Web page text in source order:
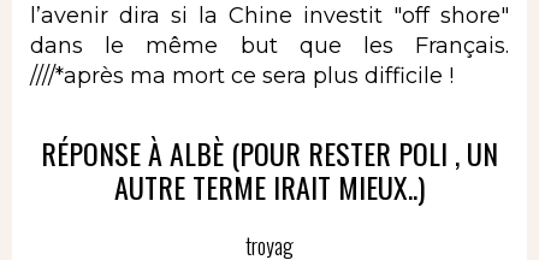
l’avenir dira si la Chine investit "off shore"
dans le même but que les Français.
////*après ma mort ce sera plus difficile !
RÉPONSE À ALBÈ (POUR RESTER POLI , UN
AUTRE TERME IRAIT MIEUX..)
troyag